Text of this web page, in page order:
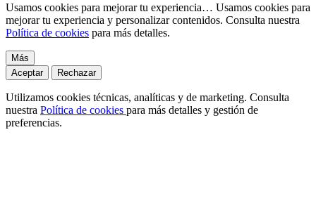
Usamos cookies para mejorar tu experiencia… Usamos cookies para
mejorar tu experiencia y personalizar contenidos. Consulta nuestra
Política de cookies para más detalles.
Más
Aceptar
Rechazar
Utilizamos cookies técnicas, analíticas y de marketing. Consulta
nuestra Política de cookies para más detalles y gestión de
preferencias.